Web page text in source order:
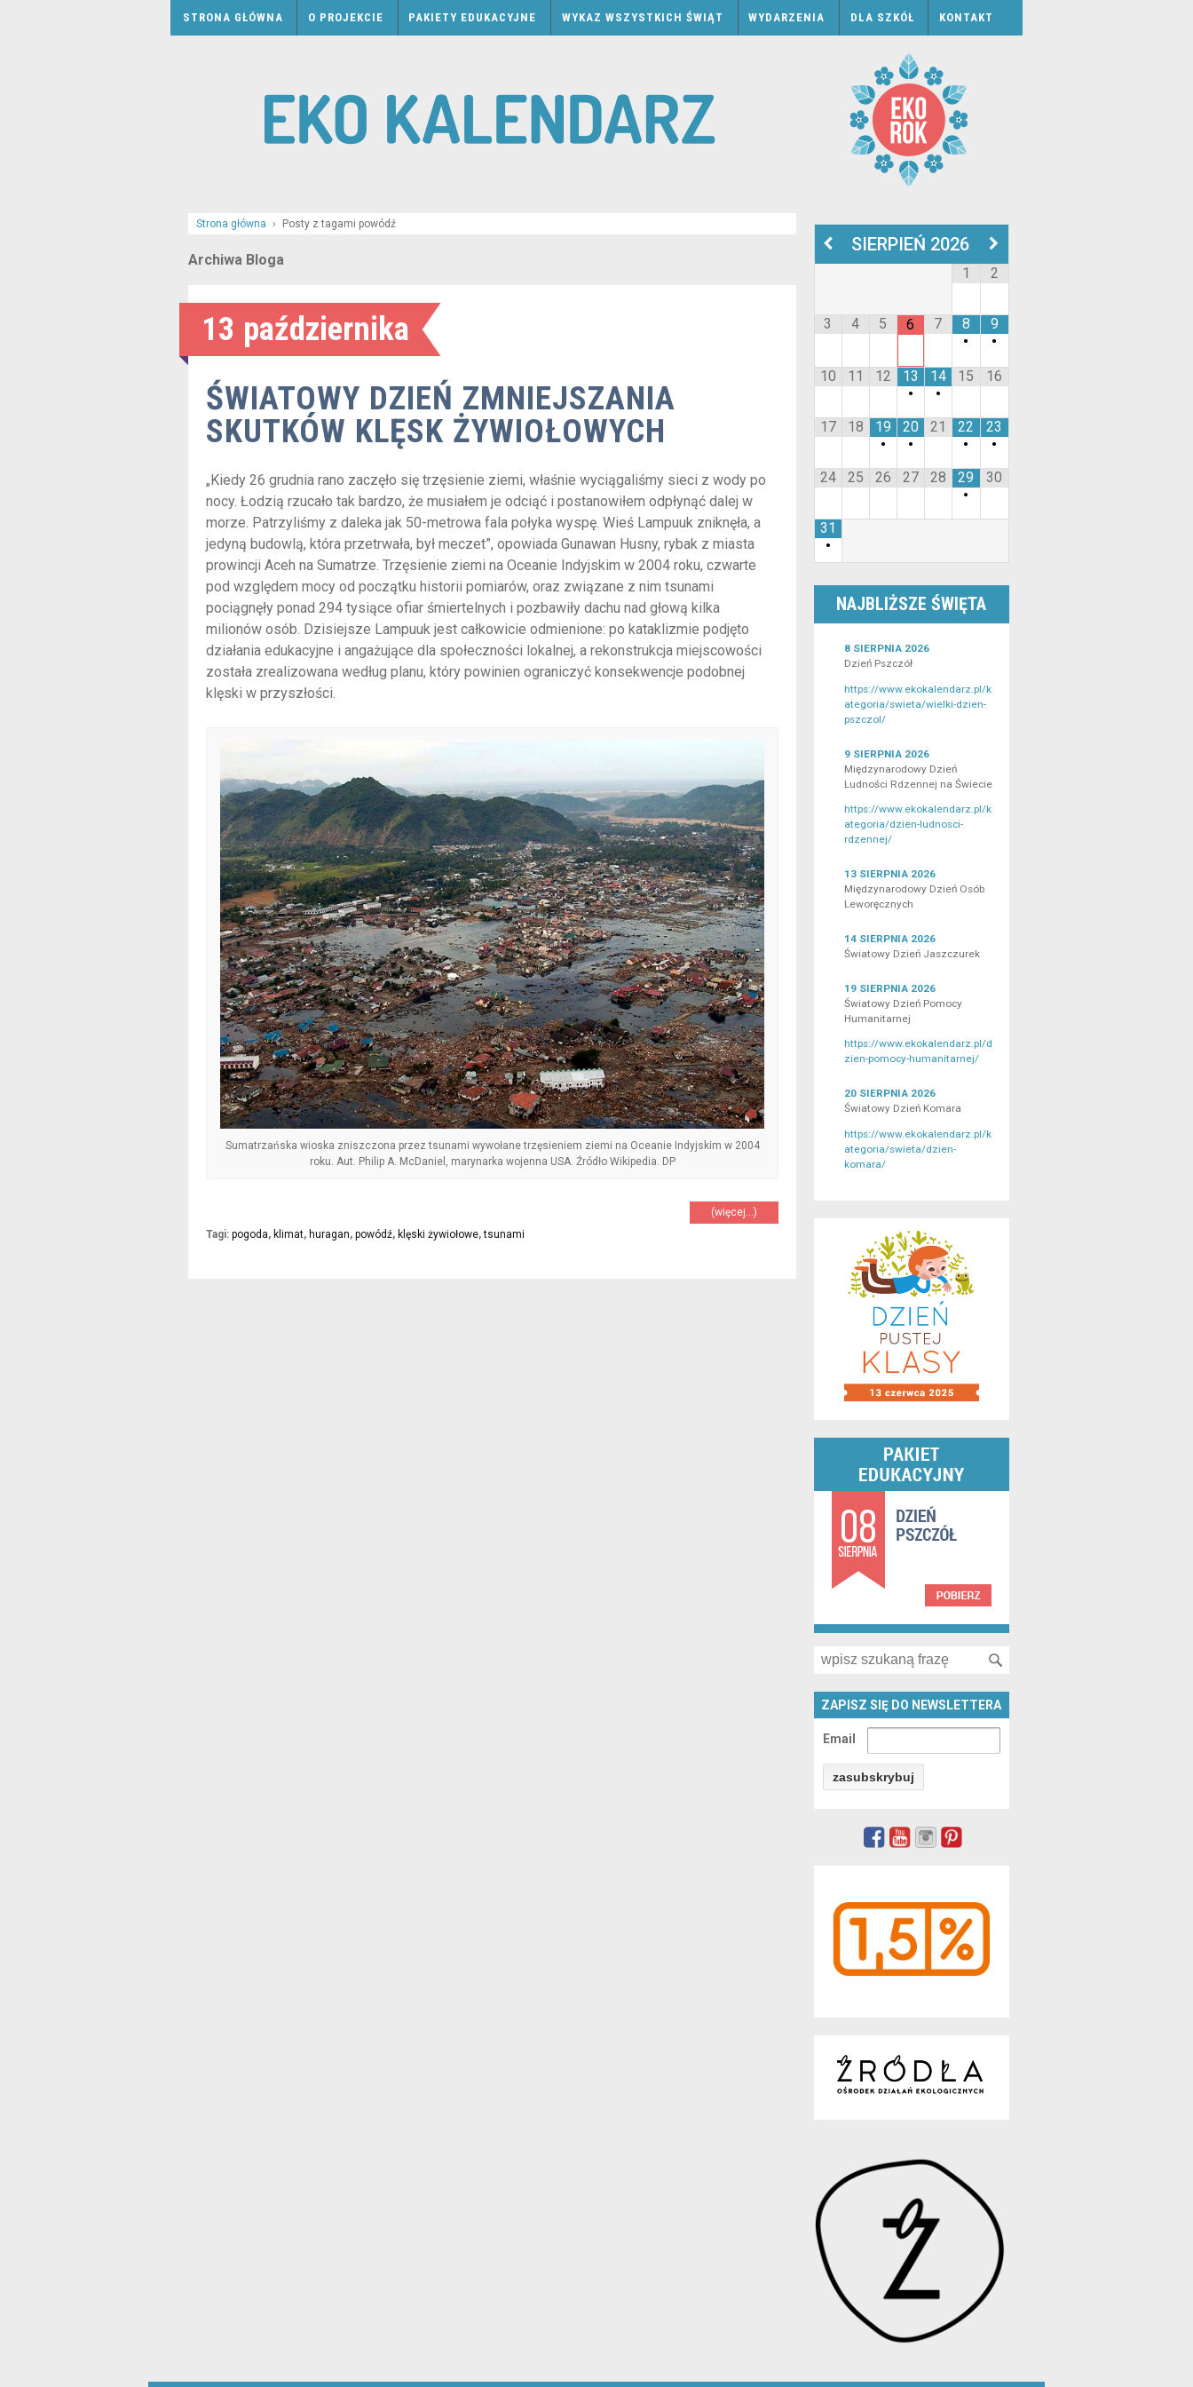
STRONA GŁÓWNA O PROJEKCIE PAKIETY EDUKACYJNE WYKAZ WSZYSTKICH ŚWIĄT WYDARZENIA DLA SZKÓŁ KONTAKT
Strona główna › Posty z tagami powódź
Archiwa Bloga
13 października
ŚWIATOWY DZIEŃ ZMNIEJSZANIA
SKUTKÓW KLĘSK ŻYWIOŁOWYCH
„Kiedy 26 grudnia rano zaczęło się trzęsienie ziemi, właśnie wyciągaliśmy sieci z wody po
nocy. Łodzią rzucało tak bardzo, że musiałem je odciąć i postanowiłem odpłynąć dalej w
morze. Patrzyliśmy z daleka jak 50-metrowa fala połyka wyspę. Wieś Lampuuk zniknęła, a
jedyną budowlą, która przetrwała, był meczet”, opowiada Gunawan Husny, rybak z miasta
prowincji Aceh na Sumatrze. Trzęsienie ziemi na Oceanie Indyjskim w 2004 roku, czwarte
pod względem mocy od początku historii pomiarów, oraz związane z nim tsunami
pociągnęły ponad 294 tysiące ofiar śmiertelnych i pozbawiły dachu nad głową kilka
milionów osób. Dzisiejsze Lampuuk jest całkowicie odmienione: po kataklizmie podjęto
działania edukacyjne i angażujące dla społeczności lokalnej, a rekonstrukcja miejscowości
została zrealizowana według planu, który powinien ograniczyć konsekwencje podobnej
klęski w przyszłości.
Sumatrzańska wioska zniszczona przez tsunami wywołane trzęsieniem ziemi na Oceanie Indyjskim w 2004
roku. Aut. Philip A. McDaniel, marynarka wojenna USA. Źródło Wikipedia. DP
(więcej…)
Tagi: pogoda, klimat, huragan, powódź, klęski żywiołowe,tsunami
SIERPIEŃ 2026
1 2
3 4 5 6 7
8
•
9
•
10 11 12
13
•
14
•
15 16
17 18
19
•
20
•
21
22
•
23
•
24
25 26 27 28
29
•
30
31
•
NAJBLIŻSZE ŚWIĘTA
8 SIERPNIA 2026
Dzień Pszczół
https://www.ekokalendarz.pl/k
ategoria/swieta/wielki-dzien-
pszczol/
9 SIERPNIA 2026
Międzynarodowy Dzień
Ludności Rdzennej na Świecie
https://www.ekokalendarz.pl/k
ategoria/dzien-ludnosci-
rdzennej/
13 SIERPNIA 2026
Międzynarodowy Dzień Osób
Leworęcznych
14 SIERPNIA 2026
Światowy Dzień Jaszczurek
19 SIERPNIA 2026
Światowy Dzień Pomocy
Humanitarnej
https://www.ekokalendarz.pl/d
zien-pomocy-humanitarnej/
20 SIERPNIA 2026
Światowy Dzień Komara
https://www.ekokalendarz.pl/k
ategoria/swieta/dzien-
komara/
Search for:
ZAPISZ SIĘ DO NEWSLETTERA
Email